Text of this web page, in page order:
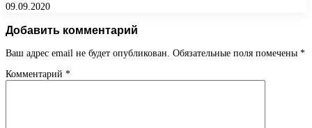
09.09.2020
Добавить комментарий
Ваш адрес email не будет опубликован. Обязательные поля помечены *
Комментарий *